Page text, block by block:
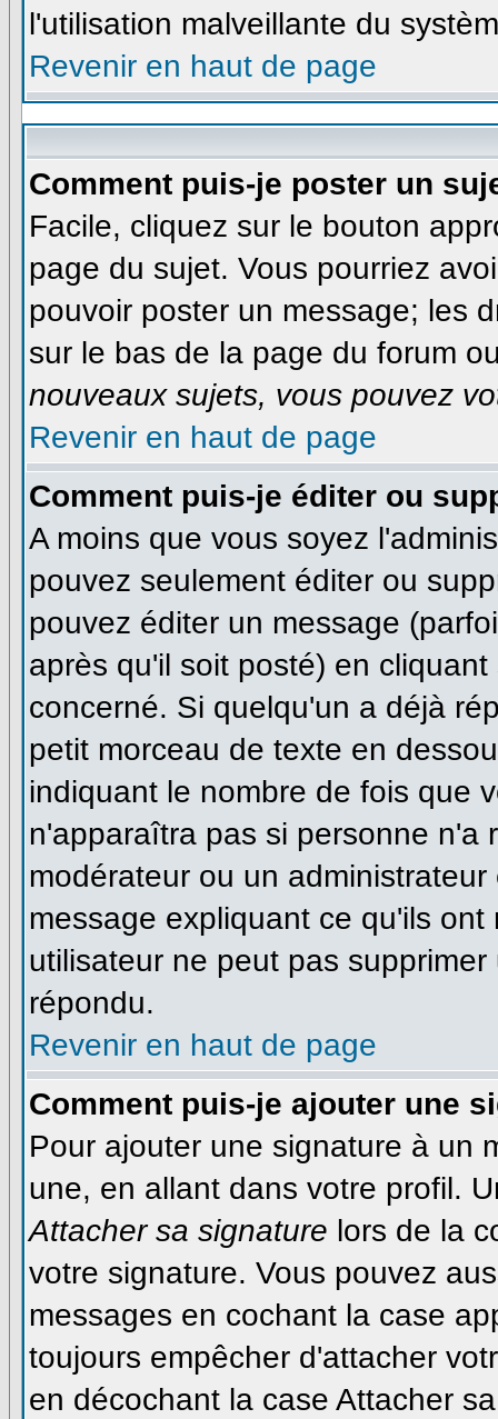
l'utilisation malveillante du
Revenir en haut de page
Comment puis-je poster un
Facile, cliquez sur le bouton
page du sujet. Vous pourriez
pouvoir poster un message; les
sur le bas de la page du forum
nouveaux sujets, vous pouvez
Revenir en haut de page
Comment puis-je éditer ou
A moins que vous soyez
pouvez seulement éditer ou
pouvez éditer un message
après qu'il soit posté) en
concerné. Si quelqu'un a déjà
petit morceau de texte en
indiquant le nombre de fois que
n'apparaîtra pas si personne n'a
modérateur ou un
message expliquant ce qu'ils
utilisateur ne peut pas
répondu.
Revenir en haut de page
Comment puis-je ajouter une
Pour ajouter une signature à un
une, en allant dans votre profil.
Attacher sa signature lors de la
votre signature. Vous pouvez
messages en cochant la case
toujours empêcher d'attacher
en décochant la case Attacher